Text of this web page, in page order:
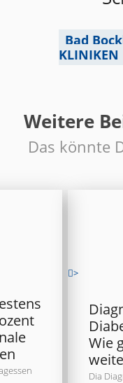
Bad
KLINIKEN
Weitere
Das könnte
>
Wie
Dia